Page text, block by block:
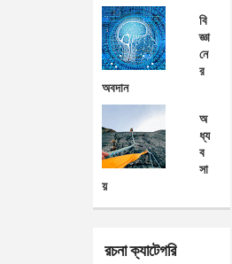
বি
জ্ঞা
নে
র
অবদান
অ
ধ্য
ব
সা
য়
রচনা ক্যাটেগরি